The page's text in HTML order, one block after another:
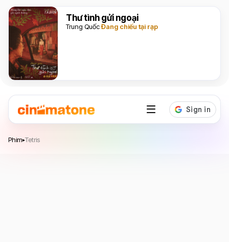
Thư tình gửi ngoại
Trung QuốcĐang chiếu tại rạp
Phim▸Tetris